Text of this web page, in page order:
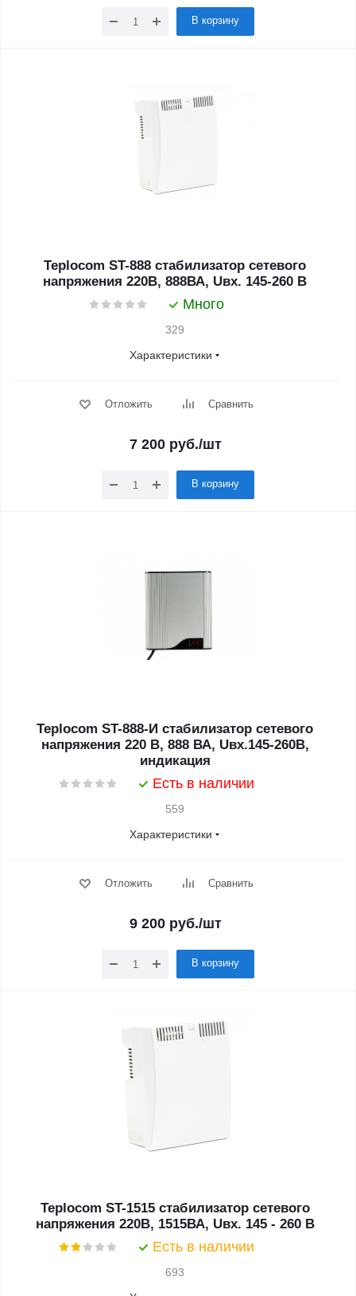
В корзину
Teplocom ST-888 стабилизатор сетевого
напряжения 220В, 888ВА, Uвх. 145-260 В
Много
329
Характеристики
Отложить Сравнить
7 200руб./шт
В корзину
Teplocom ST-888-И стабилизатор сетевого
напряжения 220 В, 888 ВА, Uвх.145-260В,
индикация
Есть в наличии
559
Характеристики
Отложить Сравнить
9 200руб./шт
В корзину
Teplocom ST-1515 стабилизатор сетевого
напряжения 220В, 1515ВА, Uвх. 145 - 260 В
Есть в наличии
693